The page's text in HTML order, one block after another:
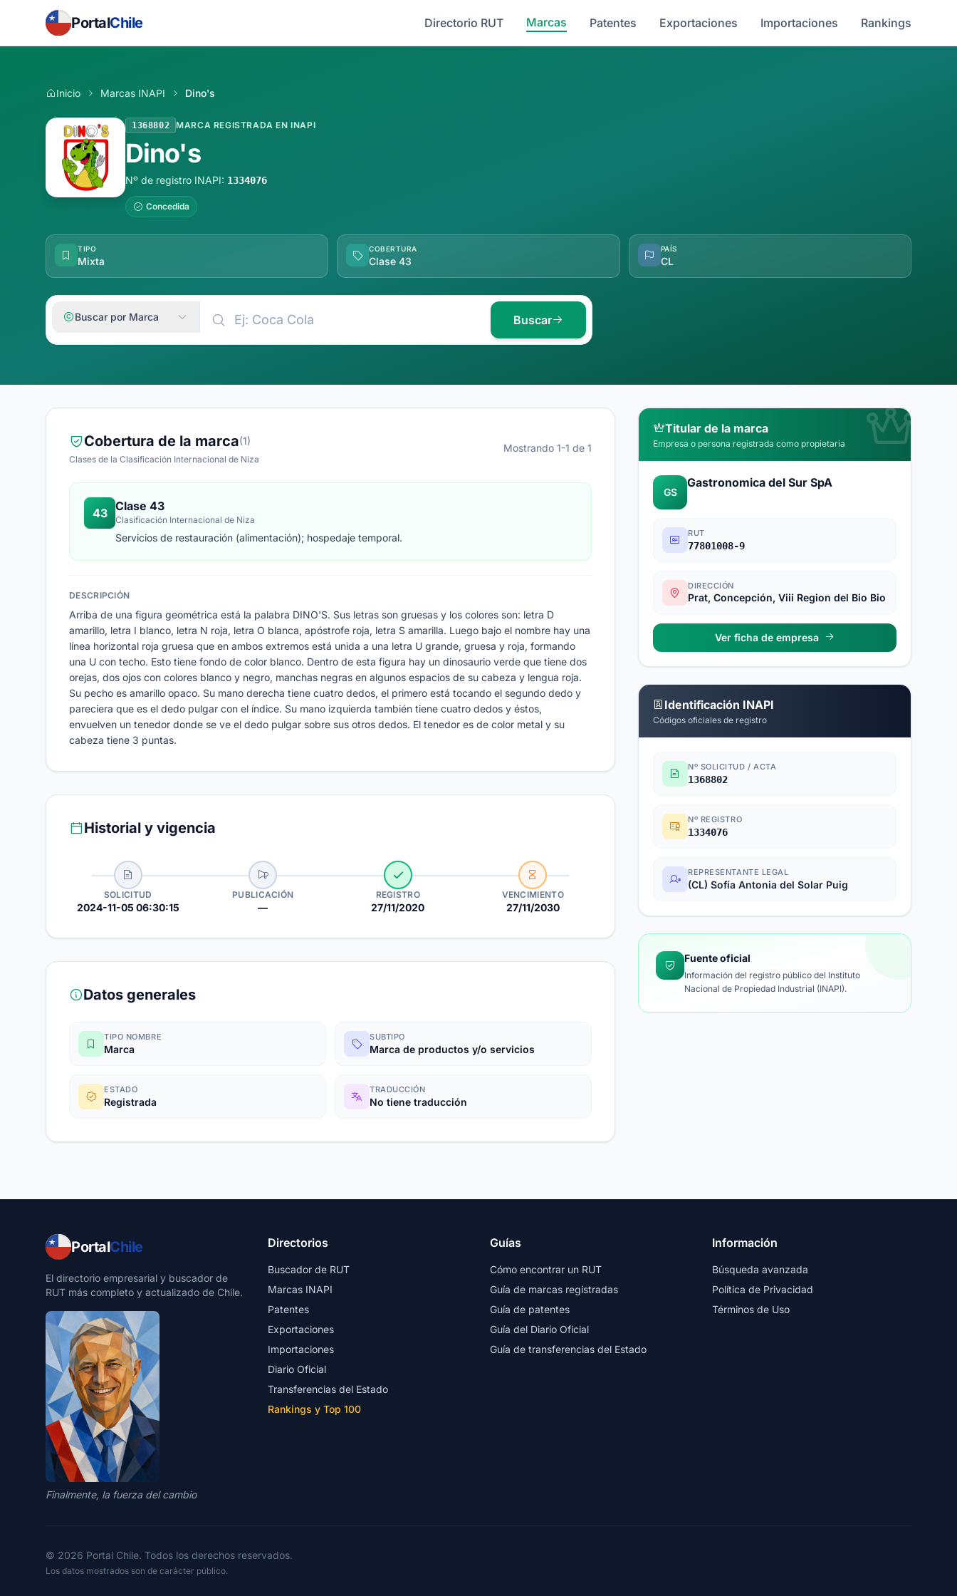
PortalChile Directorio RUT Marcas Patentes Exportaciones Importaciones Rankings
Inicio Marcas INAPI Dino's
1368802 MARCA REGISTRADA EN INAPI
Dino's
Nº de registro INAPI: 1334076
Concedida
TIPO
Mixta
COBERTURA
Clase 43
PAÍS
CL
Buscar por Marca Buscar
Cobertura de la marca(1)
Clases de la Clasificación Internacional de Niza
Mostrando 1-1 de 1
43 Clase 43
Clasificación Internacional de Niza
Servicios de restauración (alimentación); hospedaje temporal.
DESCRIPCIÓN
Arriba de una figura geométrica está la palabra DINO'S. Sus letras son gruesas y los colores son: letra D
amarillo, letra I blanco, letra N roja, letra O blanca, apóstrofe roja, letra S amarilla. Luego bajo el nombre hay una
línea horizontal roja gruesa que en ambos extremos está unida a una letra U grande, gruesa y roja, formando
una U con techo. Esto tiene fondo de color blanco. Dentro de esta figura hay un dinosaurio verde que tiene dos
orejas, dos ojos con colores blanco y negro, manchas negras en algunos espacios de su cabeza y lengua roja.
Su pecho es amarillo opaco. Su mano derecha tiene cuatro dedos, el primero está tocando el segundo dedo y
pareciera que es el dedo pulgar con el índice. Su mano izquierda también tiene cuatro dedos y éstos,
envuelven un tenedor donde se ve el dedo pulgar sobre sus otros dedos. El tenedor es de color metal y su
cabeza tiene 3 puntas.
Historial y vigencia
SOLICITUD
2024-11-05 06:30:15
PUBLICACIÓN
—
REGISTRO
27/11/2020
VENCIMIENTO
27/11/2030
Datos generales
TIPO NOMBRE
Marca
SUBTIPO
Marca de productos y/o servicios
ESTADO
Registrada
TRADUCCIÓN
No tiene traducción
Titular de la marca
Empresa o persona registrada como propietaria
GS
Gastronomica del Sur SpA
RUT
77801008-9
DIRECCIÓN
Prat, Concepción, Viii Region del Bio Bio
Ver ficha de empresa
Identificación INAPI
Códigos oficiales de registro
Nº SOLICITUD / ACTA
1368802
Nº REGISTRO
1334076
REPRESENTANTE LEGAL
(CL) Sofía Antonia del Solar Puig
Fuente oficial
Información del registro público del Instituto
Nacional de Propiedad Industrial (INAPI).
PortalChile
El directorio empresarial y buscador de
RUT más completo y actualizado de Chile.
Finalmente, la fuerza del cambio
Directorios
Buscador de RUT
Marcas INAPI
Patentes
Exportaciones
Importaciones
Diario Oficial
Transferencias del Estado
Rankings y Top 100
Guías
Cómo encontrar un RUT
Guía de marcas registradas
Guía de patentes
Guía del Diario Oficial
Guía de transferencias del Estado
Información
Búsqueda avanzada
Política de Privacidad
Términos de Uso
© 2026 Portal Chile. Todos los derechos reservados.
Los datos mostrados son de carácter público.